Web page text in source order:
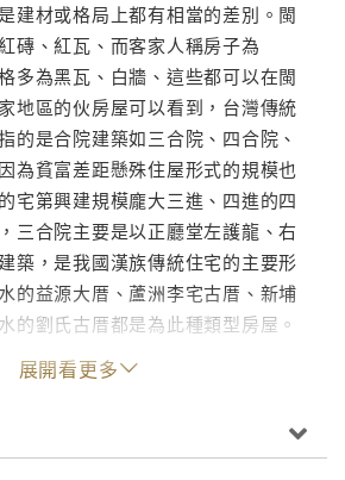
建材或格局上都有相當的差別。閩
磚、紅瓦、而客家人稱房子為
多為黑瓦、白牆、這些都可以在閩
地區的伙房屋可以看到，台灣傳統
的是合院建築如三合院、四合院、
為貧富差距懸殊住屋形式的規模也
宅第興建規模龐大三進、四進的四
三合院主要是以正廳堂左護龍、右
築，是我國漢族傳統住宅的主要形
的益源大厝、蘆洲李宅古厝、新埔
的劉氏古厝都是為此種類型房屋。
美西元1684年開始我們的先祖越過
命的危險從大陸原鄉移民到台灣來
，在經歷了西班牙人以及荷蘭人的
大陸不同省區的移民參與拓墾開
展開看更多